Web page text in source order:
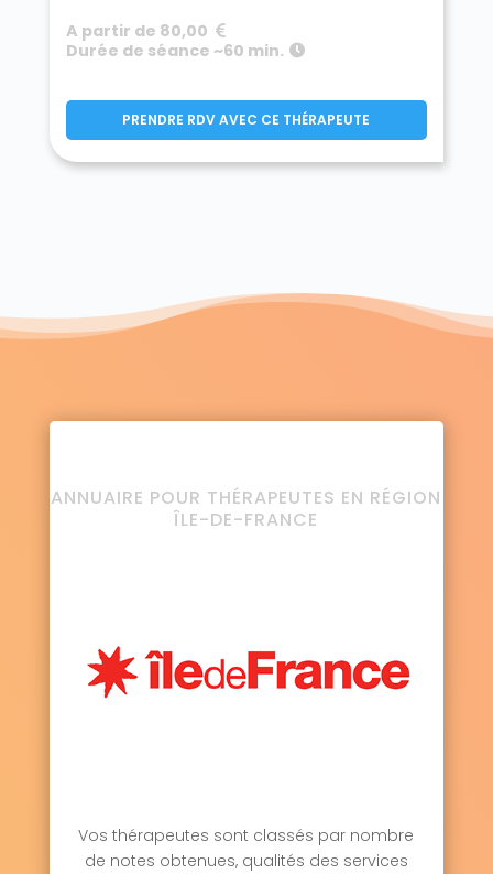
A partir de 80,00
Durée de séance ~60 min.
PRENDRE RDV AVEC CE THÉRAPEUTE
ANNUAIRE POUR THÉRAPEUTES EN RÉGION
ÎLE-DE-FRANCE
Vos thérapeutes sont classés par nombre
de notes obtenues, qualités des services